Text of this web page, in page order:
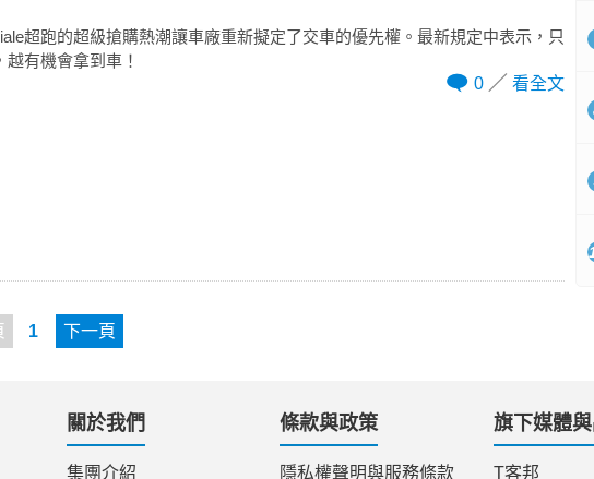
超跑的超級搶購熱潮讓車廠重新擬定了交車的優先權。最新規定中表示，只
有機會拿到車！
0
看全文
1 下一頁
關於我們
集團介紹
條款與政策
隱私權聲明與服務條款
旗下媒體
T客邦